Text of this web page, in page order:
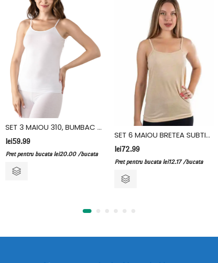
SET 3 MAIOU 310, BUMBAC ELASTAN, VIVALDI, ALB
lei59.99
Pret pentru bucata lei20.00 /bucata
SET 6 MAIOU BRETEA SUBTIRE, BUMBAC, FIDAN, CREM
lei72.99
Pret pentru bucata lei12.17 /bucata